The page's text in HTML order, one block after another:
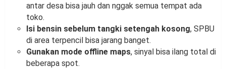
antar desa bisa jauh dan nggak semua tempat ada
toko.
Isi bensin sebelum tangki setengah kosong, SPBU
di area terpencil bisa jarang banget.
Gunakan mode offline maps, sinyal bisa ilang total di
beberapa spot.